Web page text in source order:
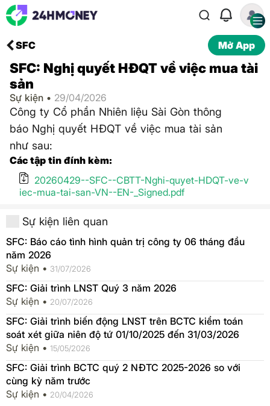
SFC Mở App
SFC: Nghị quyết HĐQT về việc mua tài
sản
Sự kiện • 29/04/2026
Công ty Cổ phần Nhiên liệu Sài Gòn thông
báo Nghị quyết HĐQT về việc mua tài sản
như sau:
Các tập tin đính kèm:
20260429--SFC--CBTT-Nghi-quyet-HDQT-ve-v
iec-mua-tai-san-VN--EN-_Signed.pdf
Sự kiện liên quan
SFC: Báo cáo tình hình quản trị công ty 06 tháng đầu
năm 2026
Sự kiện • 31/07/2026
SFC: Giải trình LNST Quý 3 năm 2026
Sự kiện • 20/07/2026
SFC: Giải trình biến động LNST trên BCTC kiểm toán
soát xét giữa niên độ tứ 01/10/2025 đến 31/03/2026
Sự kiện • 15/05/2026
SFC: Giải trình BCTC quý 2 NĐTC 2025-2026 so với
cùng kỳ năm trước
Sự kiện • 20/04/2026